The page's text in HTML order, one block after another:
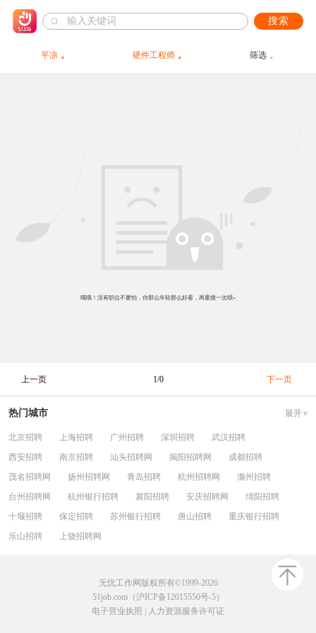
搜索
平凉 硬件工程师 筛选
哦哦！没有职位不要怕，你那么年轻那么好看，再重搜一次呗~
上一页 1/0 下一页
热门城市 展开
北京招聘 上海招聘 广州招聘 深圳招聘
武汉招聘
西安招聘
南京招聘 汕头招聘网 揭阳招聘网
成都招聘
茂名招聘网
扬州招聘网 青岛招聘 杭州招聘网
滁州招聘
台州招聘网
杭州银行招聘 襄阳招聘 安庆招聘网
绵阳招聘
十堰招聘
保定招聘 苏州银行招聘 唐山招聘
重庆银行招聘
乐山招聘
上饶招聘网
无忧工作网版权所有©1999-2026
51job.com（沪ICP备12015550号-5）
电子营业执照
人力资源服务许可证